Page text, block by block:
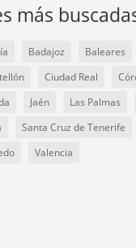
más
Badajoz
Baleares
Ciudad Real
Jaén Las Palmas
Santa Cruz de Tenerife
Valencia